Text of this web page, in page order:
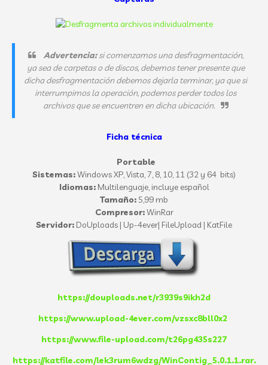
Advertencia:si comenzamos una desfragmentación,
ya sea de carpetas o de discos, debemos tener presente que
dicha desfragmentación debemos dejarla terminar, ya que si
interrumpimos la operación, podemos perder todos los
archivos que se encuentren en dicha ubicación.
Ficha técnica
Portable
Sistemas:Windows XP, Vista, 7, 8, 10, 11 (32 y 64 bits)
Idiomas:Multilenguaje, incluye español
Tamaño: 5,99 mb
Compresor:WinRar
Servidor: DoUploads | Up-4ever| FileUpload | KatFile
https://douploads.net/r3939s9ikh2d
https://www.upload-4ever.com/vzsxc8bll0x2
https://www.file-upload.com/t26pg435s227
https://katfile.com/lek3rum6wdzg/WinContig_5.0.1.1.rar.